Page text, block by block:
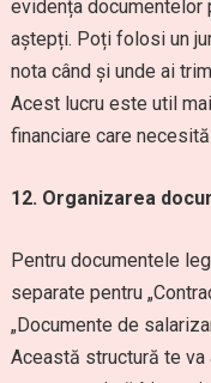
evidența documentelor
aștepți. Poți folosi un
nota când și unde ai
Acest lucru este util
financiare care
12. Organizarea
Pentru documentele
separate pentru
„Documente de
Această structură te